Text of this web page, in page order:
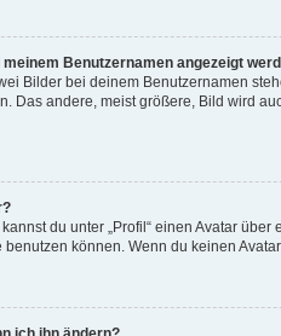
Benutzernamen angezeigt
Bilder bei deinem Benutzernamen
Das andere, meist größere, Bild wird
du unter „Profil“ einen Avatar
können. Wenn du keinen